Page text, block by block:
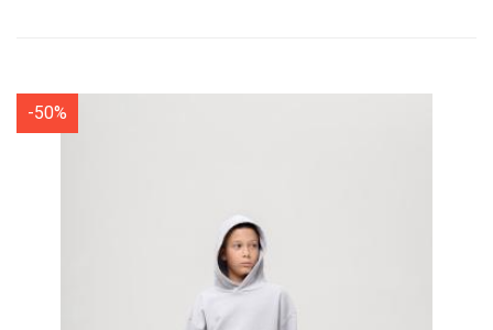
-50%